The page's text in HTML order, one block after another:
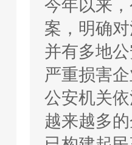
案，明确
并有多地
严重损害
公安机关
越来越多